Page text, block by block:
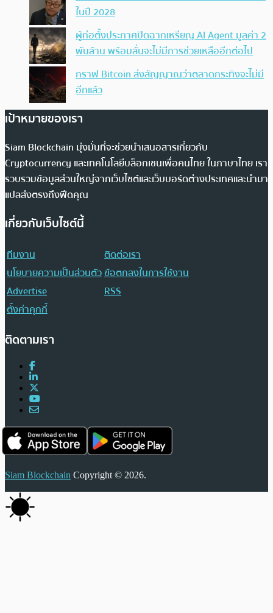
ในปี 2028
ผู้ก่อตั้งประกาศปิดฉากเหรียญ AI Agent มูลค่า 2
พันล้าน พร้อมลั่นจะไม่มีการช่วยเหลืออีกต่อไป
กราฟ Bitcoin ส่งสัญญาณว่าตลาดกระทิงจะไม่มี
อีกแล้ว
เป้าหมายของเรา
Siam Blockchain มุ่งมั่นที่จะช่วยนำเสนอสารเกี่ยวกับ
Cryptocurrency และเทคโนโลยีบล็อกเชนเพื่อคนไทย ในภาษาไทย เรา
รวบรวมข้อมูลส่วนใหญ่จากเว็บไซต์และเว็บบอร์ดต่างประเทศและนำมา
แปลส่งตรงถึงฟีดคุณ
เกี่ยวกับเว็บไซต์นี้
ทีมงาน
ติดต่อเรา
นโยบายความเป็นส่วนตัวข้อตกลงในการใช้งาน
Advertise
RSS
ตั้งค่าคุกกี้
ติดตามเรา
Siam Blockchain Copyright © 2026.